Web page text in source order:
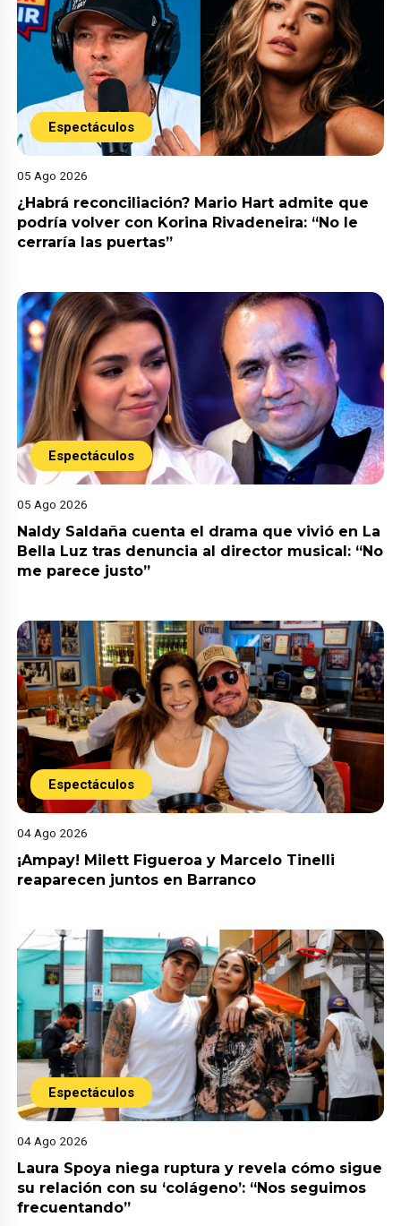
Espectáculos
05 Ago 2026
¿Habrá reconciliación? Mario Hart admite que
podría volver con Korina Rivadeneira: “No le
cerraría las puertas”
Espectáculos
05 Ago 2026
Naldy Saldaña cuenta el drama que vivió en La
Bella Luz tras denuncia al director musical: “No
me parece justo”
Espectáculos
04 Ago 2026
¡Ampay! Milett Figueroa y Marcelo Tinelli
reaparecen juntos en Barranco
Espectáculos
04 Ago 2026
Laura Spoya niega ruptura y revela cómo sigue
su relación con su ‘colágeno’: “Nos seguimos
frecuentando”